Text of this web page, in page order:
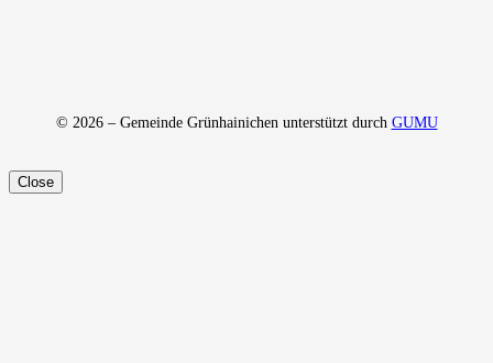
© 2026 – Gemeinde Grünhainichen unterstützt durch GUMU
Close